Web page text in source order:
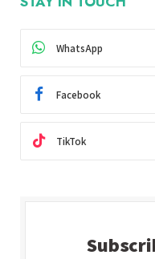
WhatsApp
Facebook
TikTok